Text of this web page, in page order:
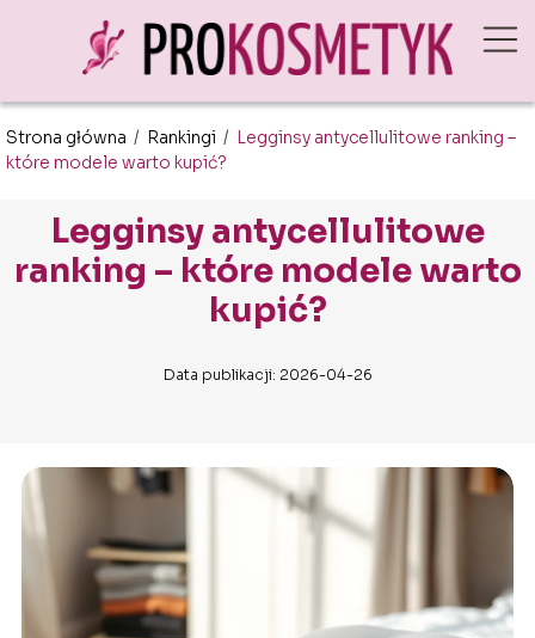
Strona główna / Rankingi / Legginsy antycellulitowe ranking –
które modele warto kupić?
Legginsy antycellulitowe
ranking – które modele warto
kupić?
Data publikacji: 2026-04-26